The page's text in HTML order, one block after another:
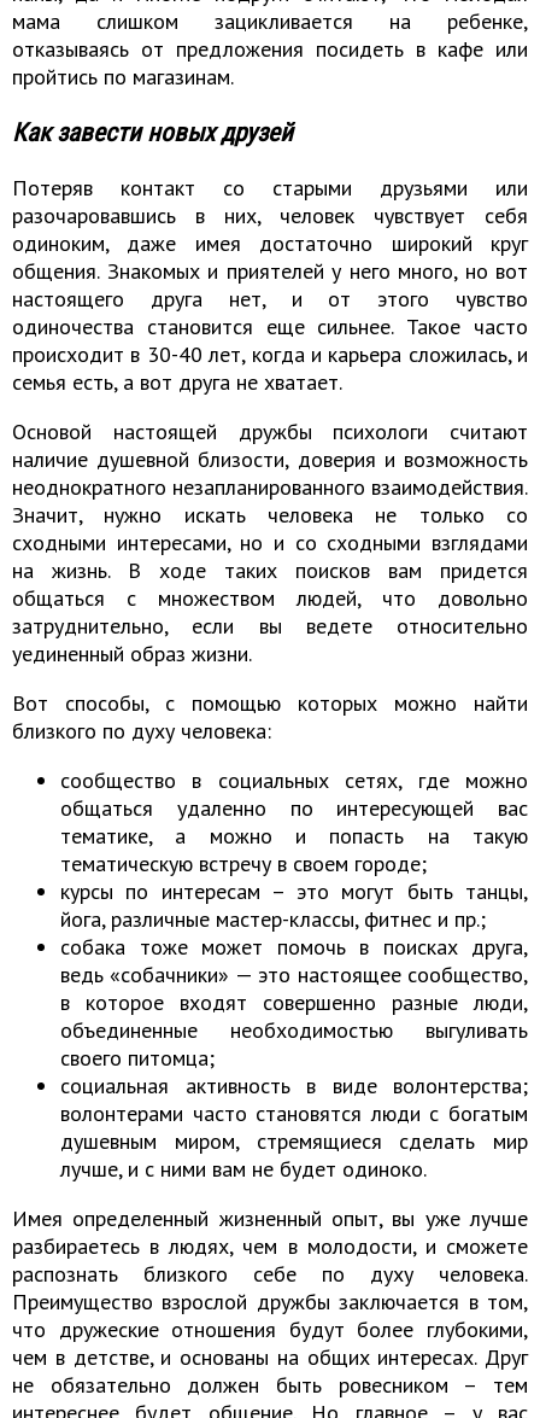
мама слишком зацикливается на ребенке,
отказываясь от предложения посидеть в кафе или
пройтись по магазинам.
Как завести новых друзей
Потеряв контакт со старыми друзьями или
разочаровавшись в них, человек чувствует себя
одиноким, даже имея достаточно широкий круг
общения. Знакомых и приятелей у него много, но вот
настоящего друга нет, и от этого чувство
одиночества становится еще сильнее. Такое часто
происходит в 30-40 лет, когда и карьера сложилась, и
семья есть, а вот друга не хватает.
Основой настоящей дружбы психологи считают
наличие душевной близости, доверия и возможность
неоднократного незапланированного взаимодействия.
Значит, нужно искать человека не только со
сходными интересами, но и со сходными взглядами
на жизнь. В ходе таких поисков вам придется
общаться с множеством людей, что довольно
затруднительно, если вы ведете относительно
уединенный образ жизни.
Вот способы, с помощью которых можно найти
близкого по духу человека:
сообщество в социальных сетях, где можно
общаться удаленно по интересующей вас
тематике, а можно и попасть на такую
тематическую встречу в своем городе;
курсы по интересам – это могут быть танцы,
йога, различные мастер-классы, фитнес и пр.;
собака тоже может помочь в поисках друга,
ведь «собачники» — это настоящее сообщество,
в которое входят совершенно разные люди,
объединенные необходимостью выгуливать
своего питомца;
социальная активность в виде волонтерства;
волонтерами часто становятся люди с богатым
душевным миром, стремящиеся сделать мир
лучше, и с ними вам не будет одиноко.
Имея определенный жизненный опыт, вы уже лучше
разбираетесь в людях, чем в молодости, и сможете
распознать близкого себе по духу человека.
Преимущество взрослой дружбы заключается в том,
что дружеские отношения будут более глубокими,
чем в детстве, и основаны на общих интересах. Друг
не обязательно должен быть ровесником – тем